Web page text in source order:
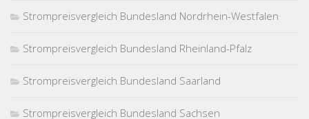
Strompreisvergleich Bundesland Nordrhein-Westfalen
Strompreisvergleich Bundesland Rheinland-Pfalz
Strompreisvergleich Bundesland Saarland
Strompreisvergleich Bundesland Sachsen